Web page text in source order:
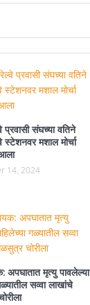
प्रवासी संघच्या वतिने
स्टेशनवर मशाल मोर्चा
14, 2024
अपघातात मृत्यु पावलेल्या
सव्वा लाखांचे